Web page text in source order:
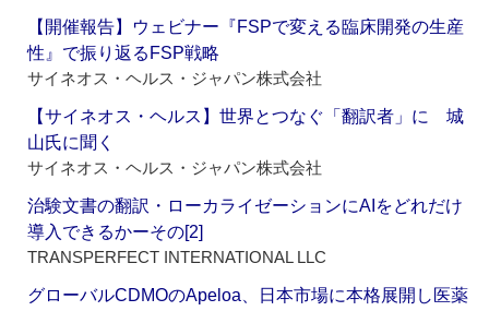
【開催報告】ウェビナー『FSPで変える臨床開発の生産
性』で振り返るFSP戦略
サイネオス・ヘルス・ジャパン株式会社
【サイネオス・ヘルス】世界とつなぐ「翻訳者」に 城
山氏に聞く
サイネオス・ヘルス・ジャパン株式会社
治験文書の翻訳・ローカライゼーションにAIをどれだけ
導入できるかーその[2]
TRANSPERFECT INTERNATIONAL LLC
グローバルCDMOのApeloa、日本市場に本格展開し医薬